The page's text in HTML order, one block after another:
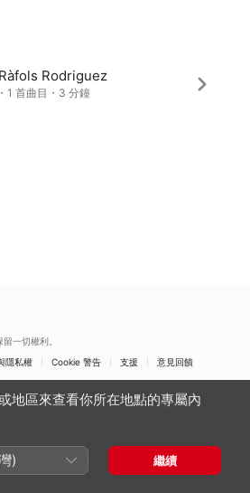
Rodriguez
1 首曲目・3 分鐘
留一切權利。
隱私權 Cookie 警告 支援 意見回饋
地區來查看你所在地點的專屬內
) 繼續